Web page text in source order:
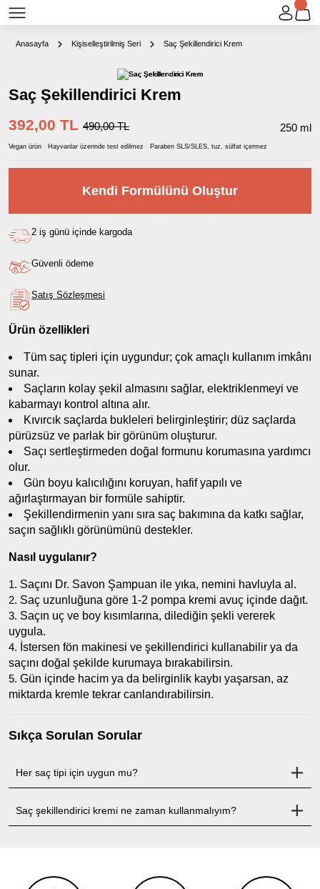
Anasayfa Kişiselleştirilmiş Seri Saç Şekillendirici Krem
Saç Şekillendirici Krem
392,00 TL 490,00 TL 250 ml
Vegan ürün Hayvanlar üzerinde test edilmez Paraben SLS/SLES, tuz, sülfat içermez
Kendi Formülünü Oluştur
2 iş günü içinde kargoda
Güvenli ödeme
Satış Sözleşmesi
Ürün özellikleri
Tüm saç tipleri için uygundur; çok amaçlı kullanım imkânı
sunar.
Saçların kolay şekil almasını sağlar, elektriklenmeyi ve
kabarmayı kontrol altına alır.
Kıvırcık saçlarda bukleleri belirginleştirir; düz saçlarda
pürüzsüz ve parlak bir görünüm oluşturur.
Saçı sertleştirmeden doğal formunu korumasına yardımcı
olur.
Gün boyu kalıcılığını koruyan, hafif yapılı ve
ağırlaştırmayan bir formüle sahiptir.
Şekillendirmenin yanı sıra saç bakımına da katkı sağlar,
saçın sağlıklı görünümünü destekler.
Nasıl uygulanır?
Saçını Dr. Savon Şampuan ile yıka, nemini havluyla al.
Saç uzunluğuna göre 1-2 pompa kremi avuç içinde dağıt.
Saçın uç ve boy kısımlarına, dilediğin şekli vererek
uygula.
İstersen fön makinesi ve şekillendirici kullanabilir ya da
saçını doğal şekilde kurumaya bırakabilirsin.
Gün içinde hacim ya da belirginlik kaybı yaşarsan, az
miktarda kremle tekrar canlandırabilirsin.
Sıkça Sorulan Sorular
Her saç tipi için uygun mu?
Saç şekillendirici kremi ne zaman kullanmalıyım?